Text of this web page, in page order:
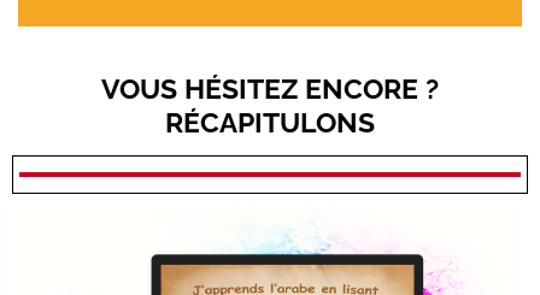
VOUS HÉSITEZ ENCORE ?
RÉCAPITULONS